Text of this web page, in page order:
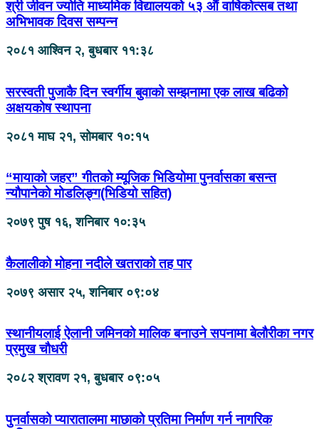
श्री जीवन ज्योति माध्यमिक विद्यालयको ५३ औं वार्षिकोत्सब तथा
अभिभावक दिवस सम्पन्न
२०८१ आश्विन २, बुधबार ११:३८
सरस्वती पुजाकै दिन स्वर्गीय बुवाको सम्झनामा एक लाख बढिको
अक्षयकोष स्थापना
२०८१ माघ २१, सोमबार १०:१५
“मायाको जहर” गीतको म्यूजिक भिडियोमा पुनर्वासका बसन्त
न्यौपानेको मोडलिङ्ग(भिडियो सहित)
२०७९ पुष १६, शनिबार १०:३५
कैलालीको मोहना नदीले खतराको तह पार
२०७९ असार २५, शनिबार ०९:०४
स्थानीयलाई ऐलानी जमिनको मालिक बनाउने सपनामा बेलौरीका नगर
प्रमुख चौधरी
२०८२ श्रावण २१, बुधबार ०९:०५
पुनर्वासको प्यारातालमा माछाको प्रतिमा निर्माण गर्न नागरिक